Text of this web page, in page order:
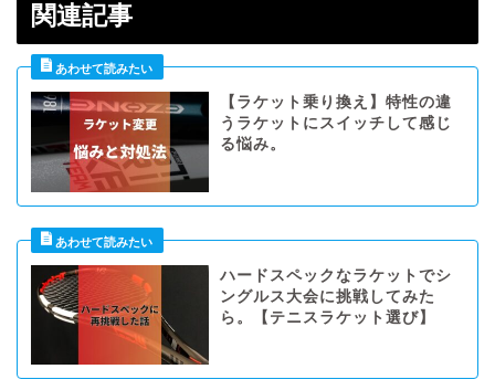
関連記事
【ラケット乗り換え】特性の違
うラケットにスイッチして感じ
る悩み。
ハードスペックなラケットでシ
ングルス大会に挑戦してみた
ら。【テニスラケット選び】